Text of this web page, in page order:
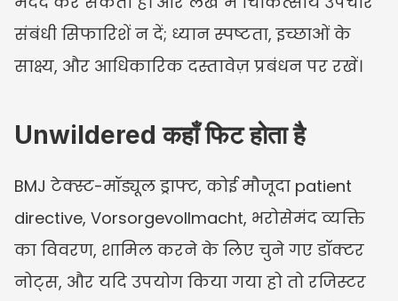
संबंधी सिफारिशें न दें; ध्यान स्पष्टता, इच्छाओं के
साक्ष्य, और आधिकारिक दस्तावेज़ प्रबंधन पर रखें।
Unwildered कहाँ फिट होता है
BMJ टेक्स्ट-मॉड्यूल ड्राफ्ट, कोई मौजूदा patient
directive, Vorsorgevollmacht, भरोसेमंद व्यक्ति
का विवरण, शामिल करने के लिए चुने गए डॉक्टर
नोट्स, और यदि उपयोग किया गया हो तो रजिस्टर